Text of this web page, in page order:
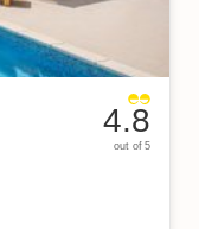
4.8
out of 5